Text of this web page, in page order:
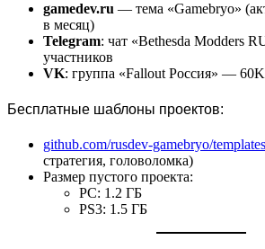
gamedev.ru — тема «Gamebryo»
в месяц)
Telegram: чат «Bethesda Modders
участников
VK: группа «Fallout Россия» —
Бесплатные шаблоны проектов:
github.com/rusdev-gamebryo/templates
стратегия, головоломка)
Размер пустого проекта:
PC: 1.2 ГБ
PS3: 1.5 ГБ